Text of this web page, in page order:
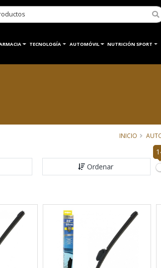
TECNOLOGÍA AUTOMÓVIL NUTRICIÓN SPORT
INICIO
Ordenar